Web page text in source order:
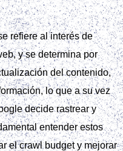
refiere al interés de
y se determina por
del contenido,
lo que a su vez
decide rastrear y
entender estos
el crawl budget y mejorar